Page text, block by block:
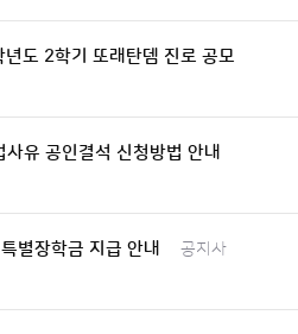
도 2학기 또래탄뎀 진로 공모
유 공인결석 신청방법 안내
별장학금 지급 안내
공지사